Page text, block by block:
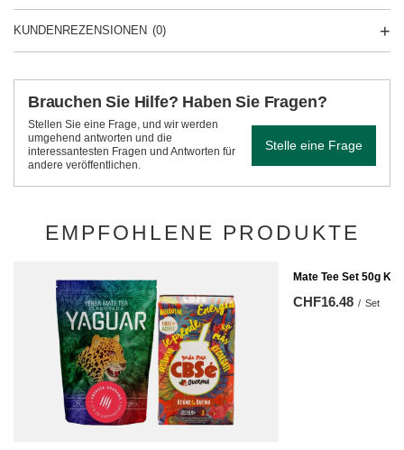
KUNDENREZENSIONEN (0)
Brauchen Sie Hilfe? Haben Sie Fragen?
Stellen Sie eine Frage, und wir werden
umgehend antworten und die
interessantesten Fragen und Antworten für
andere veröffentlichen.
Stelle eine Frage
EMPFOHLENE PRODUKTE
Mate Tee Set 50g
CHF16.48 / Set